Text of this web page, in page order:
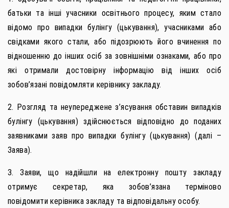
батьки та інші учасники освітнього процесу, яким стало
відомо про випадки булінгу (цькування), учасниками або
свідками якого стали, або підозрюють його вчинення по
відношенню до інших осіб за зовнішніми ознаками, або про
які отримали достовірну інформацію від інших осіб
зобов’язані повідомляти керівнику закладу.
2. Розгляд та неупереджене з’ясування обставин випадків
булінгу (цькування) здійснюється відповідно до поданих
заявниками заяв про випадки булінгу (цькування) (далі –
Заява).
3. Заяви, що надійшли на електронну пошту закладу
отримує секретар, яка зобов’язана терміново
повідомити керівника закладу та відповідальну особу.